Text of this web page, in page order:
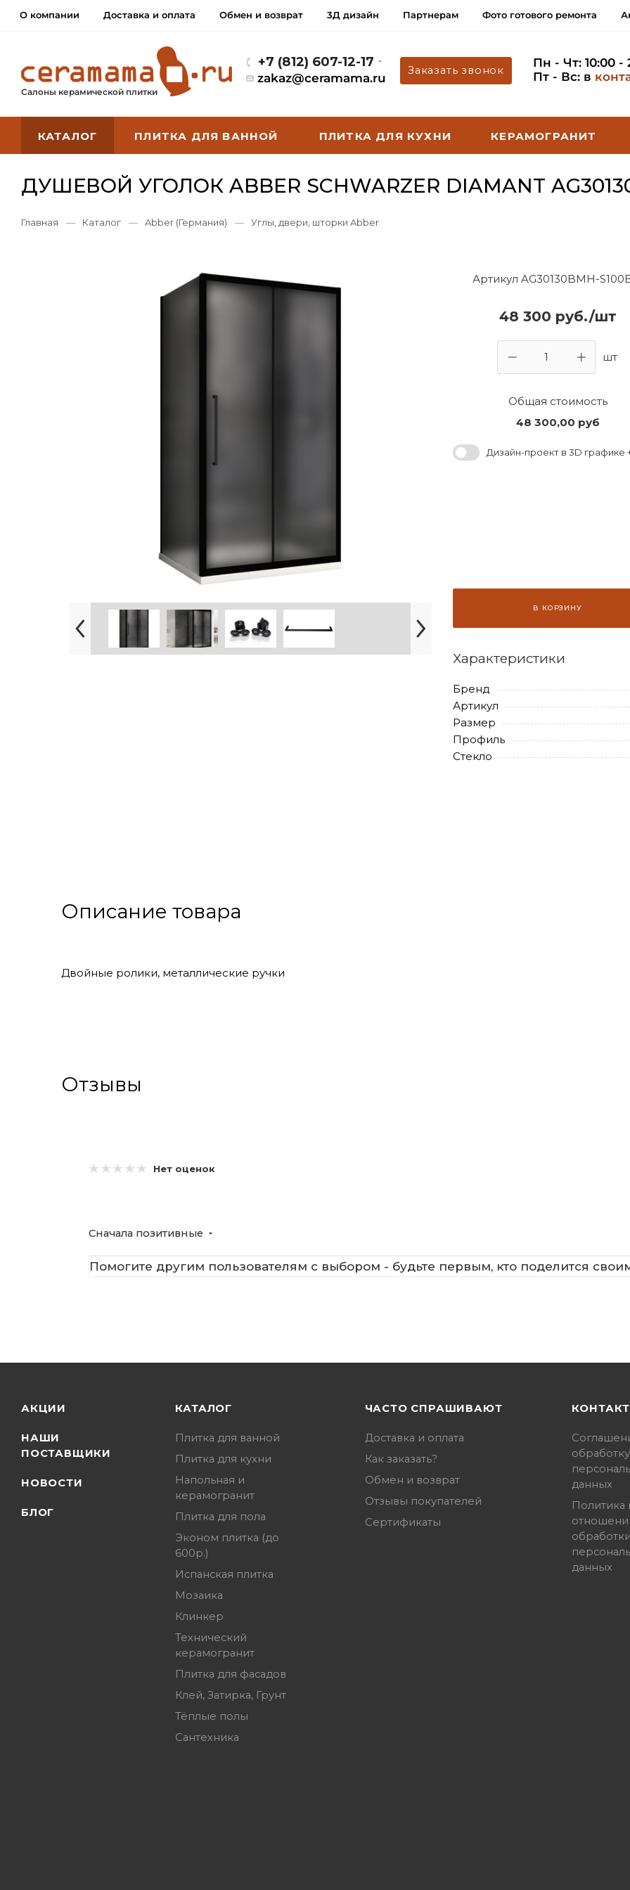
О компании Доставка и оплата Обмен и возврат 3Д дизайн Партнерам Фото готового ремонта
Салоны керамической плитки
+7 (812) 607-12-17
zakaz@ceramama.ru
Заказать звонок
Пн - Чт: 10:00 -
Пт - Вс: в
КАТАЛОГ ПЛИТКА ДЛЯ ВАННОЙ ПЛИТКА ДЛЯ КУХНИ КЕРАМОГРАНИТ
ДУШЕВОЙ УГОЛОК ABBER SCHWARZER DIAMANT
Главная — Каталог — Abber (Германия) — Углы, двери, шторки Abber
Артикул AG30130BMH-
48 300 руб./шт
шт
Общая стоимость
48 300,00 руб
Дизайн-проект в 3D графике
В КОРЗИНУ
Характеристики
Бренд
Артикул
Размер
Профиль
Стекло
Описание товара
Двойные ролики, металлические ручки
Отзывы
Нет оценок
Сначала позитивные
Помогите другим пользователям с выбором - будьте первым, кто поделится
АКЦИИ
НАШИ
ПОСТАВЩИКИ
НОВОСТИ
БЛОГ
КАТАЛОГ
Плитка для ванной
Плитка для кухни
Напольная и
керамогранит
Плитка для пола
Эконом плитка (до
600р.)
Испанская плитка
Мозаика
Клинкер
Технический
керамогранит
Плитка для фасадов
Клей, Затирка, Грунт
Тёплые полы
Сантехника
ЧАСТО СПРАШИВАЮТ
Доставка и оплата
Как заказать?
Обмен и возврат
Отзывы покупателей
Сертификаты
обработку
данных
Политика
обработки
данных